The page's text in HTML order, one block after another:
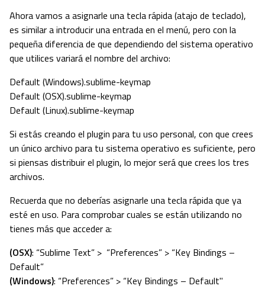
Ahora vamos a asignarle una tecla rápida (atajo de teclado),
es similar a introducir una entrada en el menú, pero con la
pequeña diferencia de que dependiendo del sistema operativo
que utilices variará el nombre del archivo:
Default (Windows).sublime-keymap
Default (OSX).sublime-keymap
Default (Linux).sublime-keymap
Si estás creando el plugin para tu uso personal, con que crees
un único archivo para tu sistema operativo es suficiente, pero
si piensas distribuir el plugin, lo mejor será que crees los tres
archivos.
Recuerda que no deberías asignarle una tecla rápida que ya
esté en uso. Para comprobar cuales se están utilizando no
tienes más que acceder a:
(OSX): “Sublime Text” > “Preferences” > “Key Bindings –
Default”
(Windows): “Preferences” > “Key Bindings – Default"